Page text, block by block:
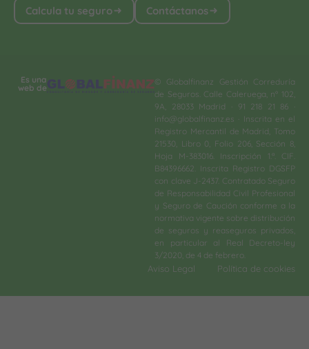
Calcula tu seguro Contáctanos
Es una
web de
© Globalfinanz Gestión Correduría
de Seguros. Calle Caleruega, nº 102,
9A, 28033 Madrid · 91 218 21 86 ·
info@globalfinanz.es · Inscrita en el
Registro Mercantil de Madrid, Tomo
21530, Libro 0, Folio 206, Sección 8,
Hoja M-383016. Inscripción 1.ª. CIF.
B84396662. Inscrita Registro DGSFP
con clave J-2437. Contratado Seguro
de Responsabilidad Civil Profesional
y Seguro de Caución conforme a la
normativa vigente sobre distribución
de seguros y reaseguros privados,
en particular al Real Decreto-ley
3/2020, de 4 de febrero.​
Aviso Legal Política de cookies